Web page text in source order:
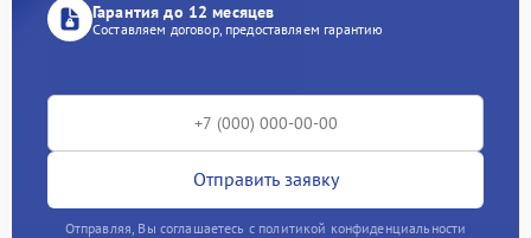
Гарантия до 12 месяцев
Составляем договор, предоставляем гарантию
Отправить заявку
Отправляя, Вы соглашаетесь с политикой конфиденциальности